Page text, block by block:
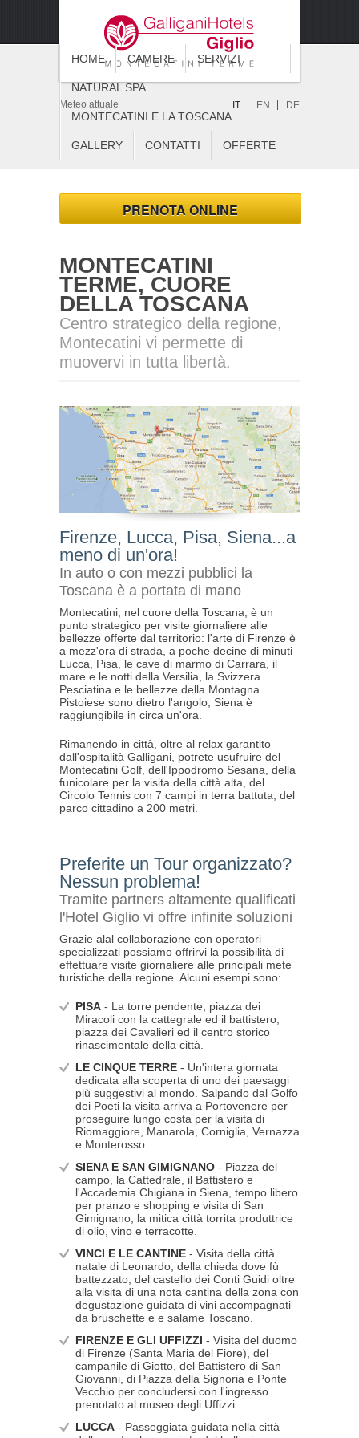
IT EN DE
Meteo attuale
HOME CAMERE SERVIZI
NATURAL SPA
MONTECATINI E LA TOSCANA
GALLERY CONTATTI OFFERTE
PRENOTA ONLINE
MONTECATINI
TERME, CUORE
DELLA TOSCANA
Centro strategico della regione,
Montecatini vi permette di
muovervi in tutta libertà.
Firenze, Lucca, Pisa, Siena...a
meno di un'ora!
In auto o con mezzi pubblici la
Toscana è a portata di mano
Montecatini, nel cuore della Toscana, è un
punto strategico per visite giornaliere alle
bellezze offerte dal territorio: l'arte di Firenze è
a mezz'ora di strada, a poche decine di minuti
Lucca, Pisa, le cave di marmo di Carrara, il
mare e le notti della Versilia, la Svizzera
Pesciatina e le bellezze della Montagna
Pistoiese sono dietro l'angolo, Siena è
raggiungibile in circa un'ora.
Rimanendo in città, oltre al relax garantito
dall'ospitalità Galligani, potrete usufruire del
Montecatini Golf, dell'Ippodromo Sesana, della
funicolare per la visita della città alta, del
Circolo Tennis con 7 campi in terra battuta, del
parco cittadino a 200 metri.
Preferite un Tour organizzato?
Nessun problema!
Tramite partners altamente qualificati
l'Hotel Giglio vi offre infinite soluzioni
Grazie alal collaborazione con operatori
specializzati possiamo offrirvi la possibilità di
effettuare visite giornaliere alle principali mete
turistiche della regione. Alcuni esempi sono:
PISA - La torre pendente, piazza dei
Miracoli con la cattegrale ed il battistero,
piazza dei Cavalieri ed il centro storico
rinascimentale della città.
LE CINQUE TERRE - Un'intera giornata
dedicata alla scoperta di uno dei paesaggi
più suggestivi al mondo. Salpando dal Golfo
dei Poeti la visita arriva a Portovenere per
proseguire lungo costa per la visita di
Riomaggiore, Manarola, Corniglia, Vernazza
e Monterosso.
SIENA E SAN GIMIGNANO - Piazza del
campo, la Cattedrale, il Battistero e
l'Accademia Chigiana in Siena, tempo libero
per pranzo e shopping e visita di San
Gimignano, la mitica città torrita produttrice
di olio, vino e terracotte.
VINCI E LE CANTINE - Visita della città
natale di Leonardo, della chieda dove fù
battezzato, del castello dei Conti Guidi oltre
alla visita di una nota cantina della zona con
degustazione guidata di vini accompagnati
da bruschette e e salame Toscano.
FIRENZE E GLI UFFIZZI - Visita del duomo
di Firenze (Santa Maria del Fiore), del
campanile di Giotto, del Battistero di San
Giovanni, di Piazza della Signoria e Ponte
Vecchio per concludersi con l'ingresso
prenotato al museo degli Uffizzi.
LUCCA - Passeggiata guidata nella città